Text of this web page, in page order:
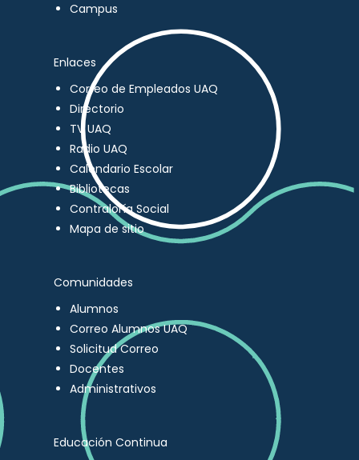
Campus
Enlaces
Correo de Empleados UAQ
Directorio
TV UAQ
Radio UAQ
Calendario Escolar
Bibliotecas
Contraloría Social
Mapa de sitio
Comunidades
Alumnos
Correo Alumnos UAQ
Solicitud Correo
Docentes
Administrativos
Educación Continua